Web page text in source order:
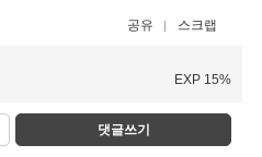
공유 스크랩
EXP 15%
댓글쓰기